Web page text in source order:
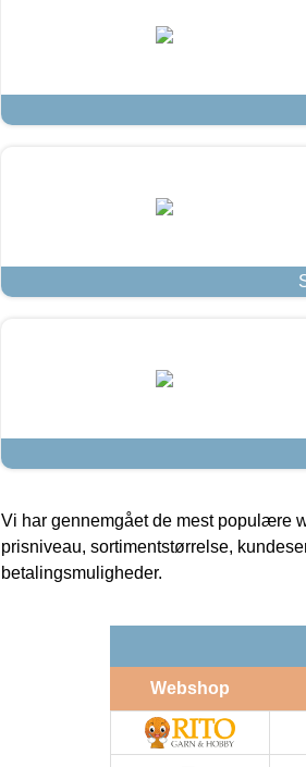
Vi har gennemgået de mest populære
prisniveau, sortimentstørrelse,
betalingsmuligheder.
Webshop